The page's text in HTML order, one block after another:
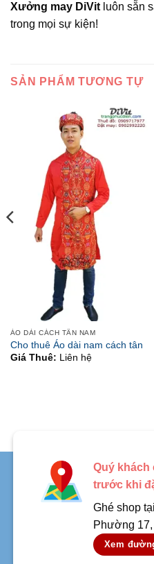
Xưởng may DiVit luôn sẵn
trong mọi sự kiện!
SẢN PHẨM TƯƠNG TỰ
ÁO DÀI CÁCH TÂN NAM
Cho thuê Áo dài nam cách tân
Giá Thuê: Liên hệ
Quý khách
trước khi
Ghé shop
Phường
Xem